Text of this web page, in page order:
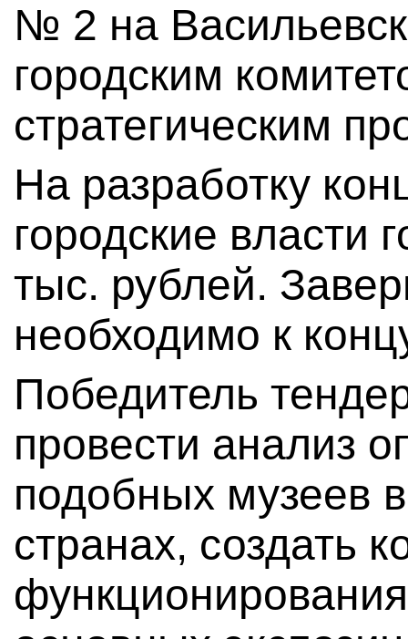
№ 2 на
городским
стратегическим
На разработку
городские власти
тыс. рублей.
необходимо к
Победитель
провести анализ
подобных музеев
странах, создать